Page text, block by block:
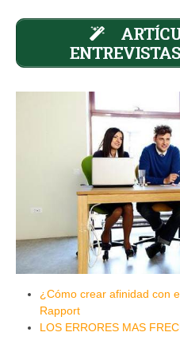
¿Cómo crear afinidad con
Rapport
LOS ERRORES MAS